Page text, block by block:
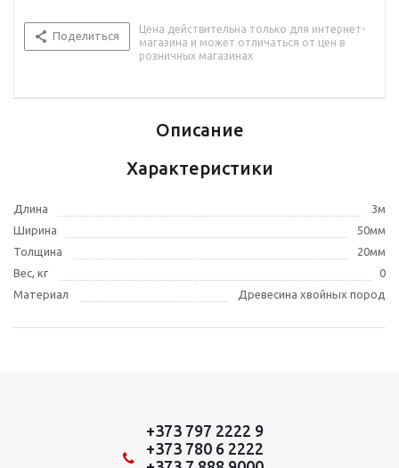
Поделиться
Цена действительна только для интернет-
магазина и может отличаться от цен в
розничных магазинах
Описание
Характеристики
Длина
3м
Ширина
50мм
Толщина
20мм
Вес, кг
0
Материал
Древесина хвойных пород
+373 797 2222 9
+373 780 6 2222